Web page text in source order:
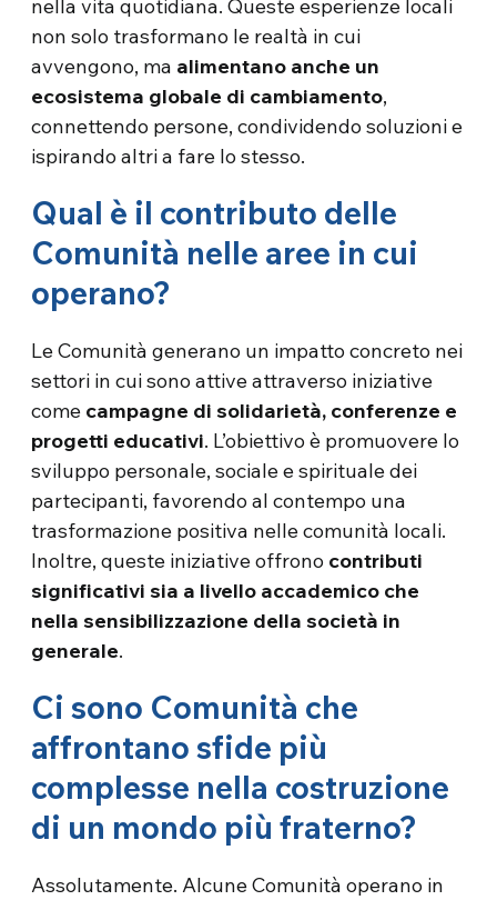
nella vita quotidiana. Queste esperienze locali
non solo trasformano le realtà in cui
avvengono, ma alimentano anche un
ecosistema globale di cambiamento,
connettendo persone, condividendo soluzioni e
ispirando altri a fare lo stesso.
Qual è il contributo delle
Comunità nelle aree in cui
operano?
Le Comunità generano un impatto concreto nei
settori in cui sono attive attraverso iniziative
come campagne di solidarietà, conferenze e
progetti educativi. L’obiettivo è promuovere lo
sviluppo personale, sociale e spirituale dei
partecipanti, favorendo al contempo una
trasformazione positiva nelle comunità locali.
Inoltre, queste iniziative offrono contributi
significativi sia a livello accademico che
nella sensibilizzazione della società in
generale.
Ci sono Comunità che
affrontano sfide più
complesse nella costruzione
di un mondo più fraterno?
Assolutamente. Alcune Comunità operano in